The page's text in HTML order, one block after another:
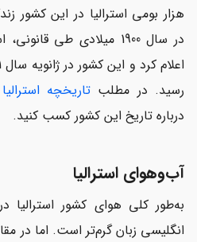
هزار بومی استرالیا در این کشور
در سال 1900 میلادی طی
رسید. در مطلب تاریخچه استرالیا
درباره تاریخ این کشور کسب کنید.
آب‌وهوای استرالیا
به‌طور کلی هوای کشور استرالیا
انگلیسی زبان گرم‌تر است. اما در